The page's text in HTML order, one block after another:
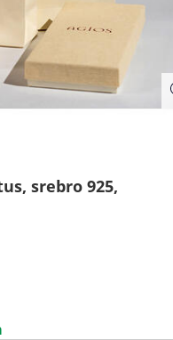
srebro 925,